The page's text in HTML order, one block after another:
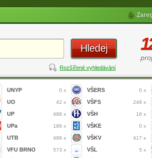
Hledej
Rozšířené vyhledávání
UNYP 0 x
UO 42 x
UP 488 x
UPa 186 x
UTB 488 x
VFU BRNO 573 x
VŠERS 0 x
VŠFS 248 x
VŠH 16 x
VŠKE 0 x
VŠKV 417 x
VŠL 5 x